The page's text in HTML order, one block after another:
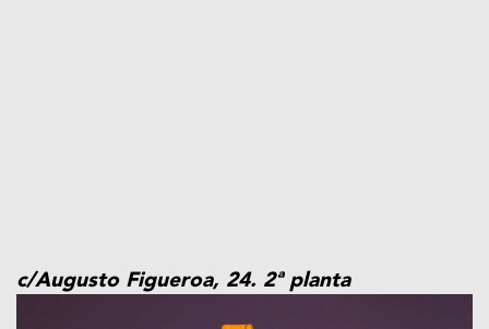
c/Augusto Figueroa, 24. 2ª planta